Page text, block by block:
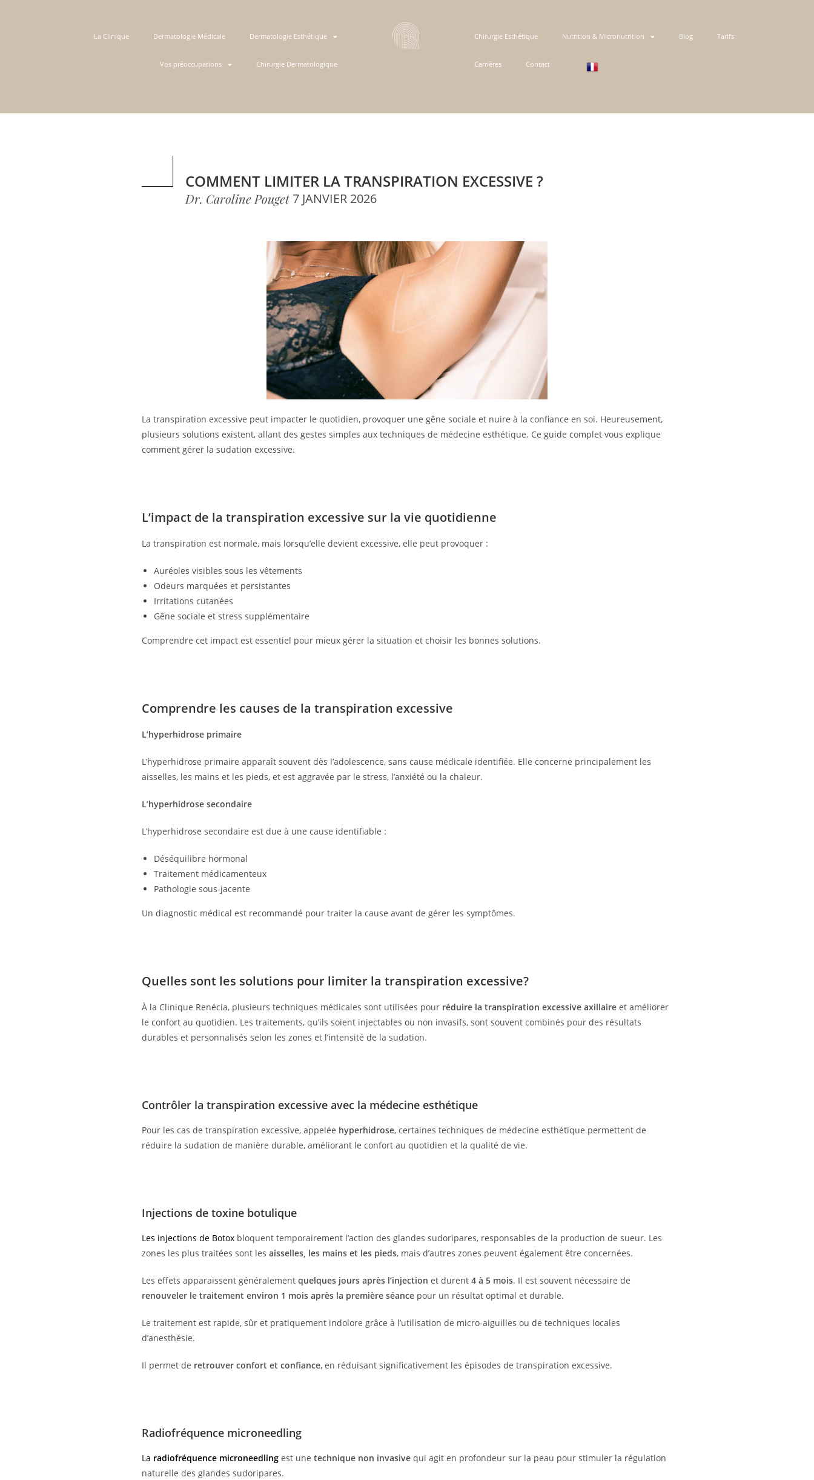
La Clinique Dermatologie Médicale Dermatologie Esthétique
Vos préoccupations Chirurgie Dermatologique
Chirurgie Esthétique Nutrition & Micronutrition Blog Tarifs
Carrières Contact
COMMENT LIMITER LA TRANSPIRATION EXCESSIVE ?
Dr. Caroline Pouget 7 JANVIER 2026
La transpiration excessive peut impacter le quotidien, provoquer une gêne sociale et nuire à la confiance en soi. Heureusement,
plusieurs solutions existent, allant des gestes simples aux techniques de médecine esthétique. Ce guide complet vous explique
comment gérer la sudation excessive.
L’impact de la transpiration excessive sur la vie quotidienne
La transpiration est normale, mais lorsqu’elle devient excessive, elle peut provoquer :
Auréoles visibles sous les vêtements
Odeurs marquées et persistantes
Irritations cutanées
Gêne sociale et stress supplémentaire
Comprendre cet impact est essentiel pour mieux gérer la situation et choisir les bonnes solutions.
Comprendre les causes de la transpiration excessive
L’hyperhidrose primaire
L’hyperhidrose primaire apparaît souvent dès l’adolescence, sans cause médicale identifiée. Elle concerne principalement les
aisselles, les mains et les pieds, et est aggravée par le stress, l’anxiété ou la chaleur.
L’hyperhidrose secondaire
L’hyperhidrose secondaire est due à une cause identifiable :
Déséquilibre hormonal
Traitement médicamenteux
Pathologie sous-jacente
Un diagnostic médical est recommandé pour traiter la cause avant de gérer les symptômes.
Quelles sont les solutions pour limiter la transpiration excessive?
À la Clinique Renécia, plusieurs techniques médicales sont utilisées pour réduire la transpiration excessive axillaire et améliorer
le confort au quotidien. Les traitements, qu’ils soient injectables ou non invasifs, sont souvent combinés pour des résultats
durables et personnalisés selon les zones et l’intensité de la sudation.
Contrôler la transpiration excessive avec la médecine esthétique
Pour les cas de transpiration excessive, appelée hyperhidrose, certaines techniques de médecine esthétique permettent de
réduire la sudation de manière durable, améliorant le confort au quotidien et la qualité de vie.
Injections de toxine botulique
Les injections de Botox bloquent temporairement l’action des glandes sudoripares, responsables de la production de sueur. Les
zones les plus traitées sont les aisselles, les mains et les pieds, mais d’autres zones peuvent également être concernées.
Les effets apparaissent généralement quelques jours après l’injection et durent 4 à 5 mois. Il est souvent nécessaire de
renouveler le traitement environ 1 mois après la première séance pour un résultat optimal et durable.
Le traitement est rapide, sûr et pratiquement indolore grâce à l’utilisation de micro-aiguilles ou de techniques locales
d’anesthésie.
Il permet de retrouver confort et confiance, en réduisant significativement les épisodes de transpiration excessive.
Radiofréquence microneedling
La radiofréquence microneedling est une technique non invasive qui agit en profondeur sur la peau pour stimuler la régulation
naturelle des glandes sudoripares.